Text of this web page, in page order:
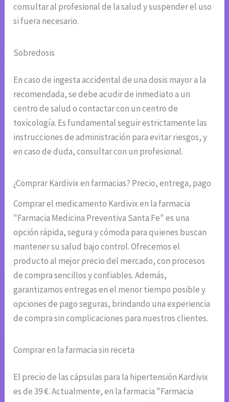
consultar al profesional de la salud y suspender el uso
si fuera necesario.
Sobredosis
En caso de ingesta accidental de una dosis mayor a la
recomendada, se debe acudir de inmediato a un
centro de salud o contactar con un centro de
toxicología. Es fundamental seguir estrictamente las
instrucciones de administración para evitar riesgos, y
en caso de duda, consultar con un profesional.
¿Comprar Kardivix en farmacias? Precio, entrega, pago
Comprar el medicamento Kardivix en la farmacia
"Farmacia Medicina Preventiva Santa Fe" es una
opción rápida, segura y cómoda para quienes buscan
mantener su salud bajo control. Ofrecemos el
producto al mejor precio del mercado, con procesos
de compra sencillos y confiables. Además,
garantizamos entregas en el menor tiempo posible y
opciones de pago seguras, brindando una experiencia
de compra sin complicaciones para nuestros clientes.
Comprar en la farmacia sin receta
El precio de las cápsulas para la hipertensión Kardivix
es de 39 €. Actualmente, en la farmacia "Farmacia